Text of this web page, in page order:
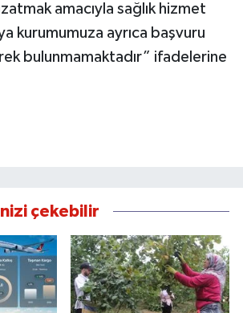
amacıyla sağlık hizmet
kurumumuza ayrıca başvuru
bulunmamaktadır” ifadelerine
çekebilir